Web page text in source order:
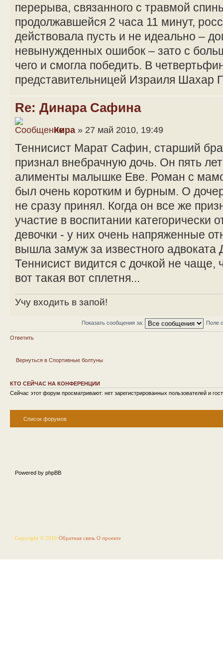
перерыва, связанного с травмой
продолжавшейся 2 часа 11 минут,
действовала пусть и не идеально –
невынужденных ошибок – зато с
чего и смогла победить. В
представительницей Израиля Шахар
Re: Динара Сафина
Кира » 27 май 2010, 19:49
Теннисист Марат Сафин, старший
признал внебрачную дочь. Он пять
алименты малышке Еве. Роман с
был очень коротким и бурным. О
не сразу принял. Когда он все же
участие в воспитании категорически
девочки - у них очень напряженные
вышла замуж за известного адвоката
Теннисист видится с дочкой не чаще,
вот такая вот сплетня...
Учу входить в запой!
Показать сообщения за: Поле
Ответить
Вернуться в Спортивные болтуны
КТО СЕЙЧАС НА КОНФЕРЕНЦИИ
Сейчас этот форум просматривают: нет зарегистрированных пользователей и
Список форумов
Powered by phpBB
Copyright © 2010 Обратная связь О проекте